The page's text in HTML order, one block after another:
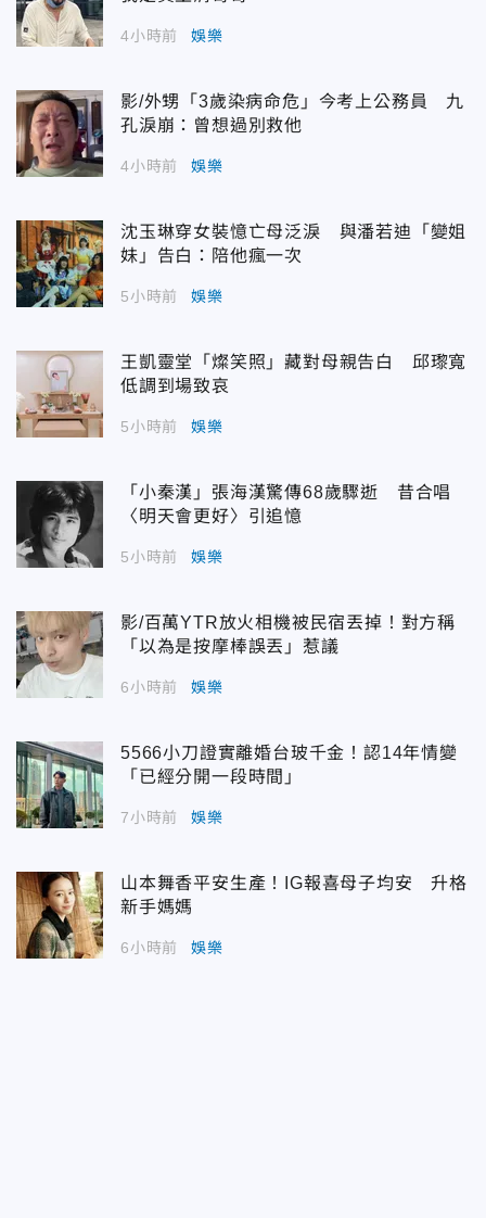
4小時前 娛樂
影/外甥「3歲染病命危」今考上公務員 九
孔淚崩：曾想過別救他
4小時前 娛樂
沈玉琳穿女裝憶亡母泛淚 與潘若迪「變姐
妹」告白：陪他瘋一次
5小時前 娛樂
王凱靈堂「燦笑照」藏對母親告白 邱瓈寬
低調到場致哀
5小時前 娛樂
「小秦漢」張海漢驚傳68歲驟逝 昔合唱
〈明天會更好〉引追憶
5小時前 娛樂
影/百萬YTR放火相機被民宿丟掉！對方稱
「以為是按摩棒誤丟」惹議
6小時前 娛樂
5566小刀證實離婚台玻千金！認14年情變
「已經分開一段時間」
7小時前 娛樂
山本舞香平安生產！IG報喜母子均安 升格
新手媽媽
6小時前 娛樂